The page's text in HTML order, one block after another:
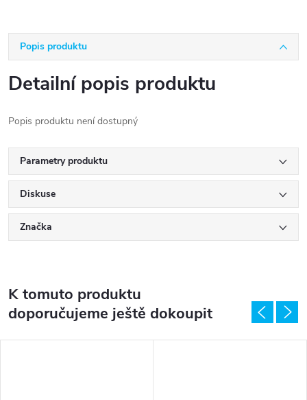
Popis produktu
Detailní popis produktu
Popis produktu není dostupný
Parametry produktu
Diskuse
Značka
K tomuto produktu
doporučujeme ještě dokoupit